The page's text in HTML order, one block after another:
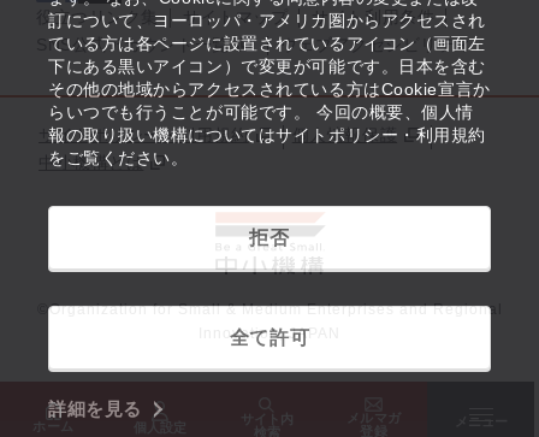
訂について、ヨーロッパ・アメリカ圏からアクセスされ
ている方は各ページに設置されているアイコン（画面左
下にある黒いアイコン）で変更が可能です。日本を含む
その他の地域からアクセスされている方はCookie宣言か
らいつでも行うことが可能です。 今回の概要、個人情
報の取り扱い機構についてはサイトポリシー・利用規約
をご覧ください。
拒否
全て許可
詳細を見る
ホーム
サイト内
メルマガ
役立つリンク集 サイトマップ
サイト利用条件
SNS公式アカウント一覧
ウェブアクセシビリティ
サイトポリシー・利用規約
個人情報保護
中小機構とは
©Organization for Small & Medium Enterprises and Regional
Innovation, JAPAN